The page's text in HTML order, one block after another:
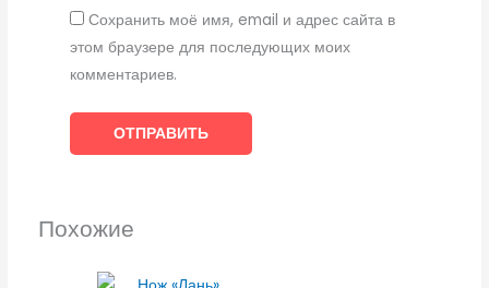
Сохранить моё имя, email и адрес сайта в
этом браузере для последующих моих
комментариев.
Похожие